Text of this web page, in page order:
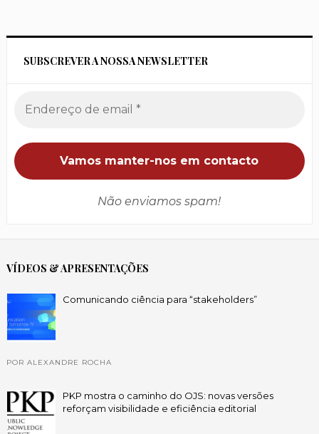
SUBSCREVER A NOSSA NEWSLETTER
Não enviamos spam!
VÍDEOS & APRESENTAÇÕES
Comunicando ciência para “stakeholders”
POR ALEXANDRE ROCHA
PKP mostra o caminho do OJS: novas versões
reforçam visibilidade e eficiência editorial